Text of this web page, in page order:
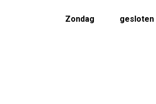
Zondag gesloten